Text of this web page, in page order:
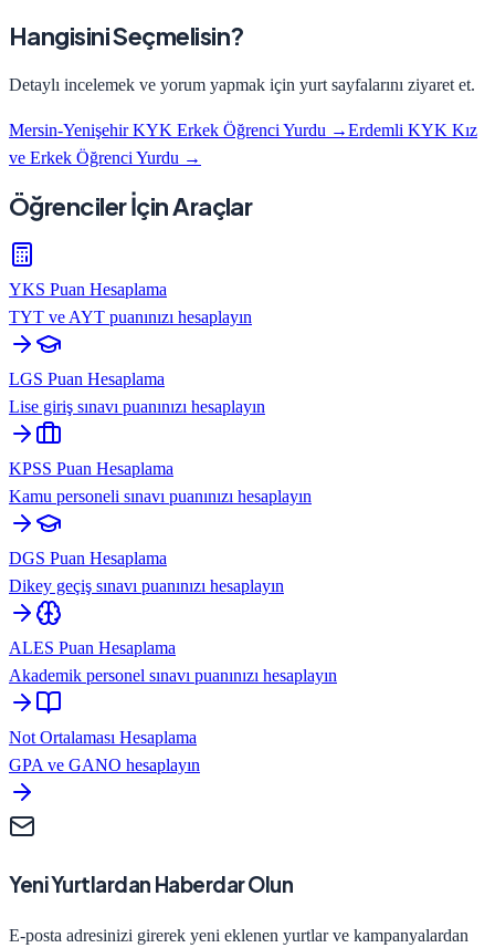
Hangisini Seçmelisin?
Detaylı incelemek ve yorum yapmak için yurt sayfalarını ziyaret et.
Mersin-Yenişehir KYK Erkek Öğrenci Yurdu →Erdemli KYK Kız
ve Erkek Öğrenci Yurdu →
Öğrenciler İçin Araçlar
YKS Puan Hesaplama
TYT ve AYT puanınızı hesaplayın
LGS Puan Hesaplama
Lise giriş sınavı puanınızı hesaplayın
KPSS Puan Hesaplama
Kamu personeli sınavı puanınızı hesaplayın
DGS Puan Hesaplama
Dikey geçiş sınavı puanınızı hesaplayın
ALES Puan Hesaplama
Akademik personel sınavı puanınızı hesaplayın
Not Ortalaması Hesaplama
GPA ve GANO hesaplayın
Yeni Yurtlardan Haberdar Olun
E-posta adresinizi girerek yeni eklenen yurtlar ve kampanyalardan